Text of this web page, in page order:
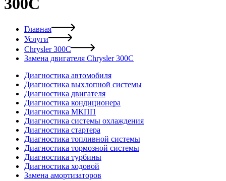
Главная
Услуги
Chrysler 300C
Замена двигателя Chrysler 300C
Диагностика автомобиля
Диагностика выхлопной системы
Диагностика двигателя
Диагностика кондиционера
Диагностика МКПП
Диагностика системы охлаждения
Диагностика стартера
Диагностика топливной системы
Диагностика тормозной системы
Диагностика турбины
Диагностика ходовой
Замена амортизаторов